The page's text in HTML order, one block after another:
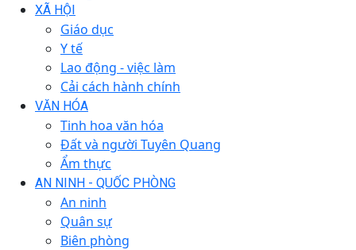
XÃ HỘI
Giáo dục
Y tế
Lao động - việc làm
Cải cách hành chính
VĂN HÓA
Tinh hoa văn hóa
Đất và người Tuyên Quang
Ẩm thực
AN NINH - QUỐC PHÒNG
An ninh
Quân sự
Biên phòng